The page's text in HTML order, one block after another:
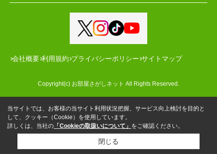
会社概要 利用規約 プライバシーポリシー サイトマップ
Copyright(c) お部屋さがしネット All Rights Reserved.
当サイトでは、お客様の当サイト利用状況把握、サービス向上検討を目的と
して、クッキー（Cookie）を使用しています。
詳しくは、当社の 「Cookieの取扱いについて」 をご確認ください。
閉じる